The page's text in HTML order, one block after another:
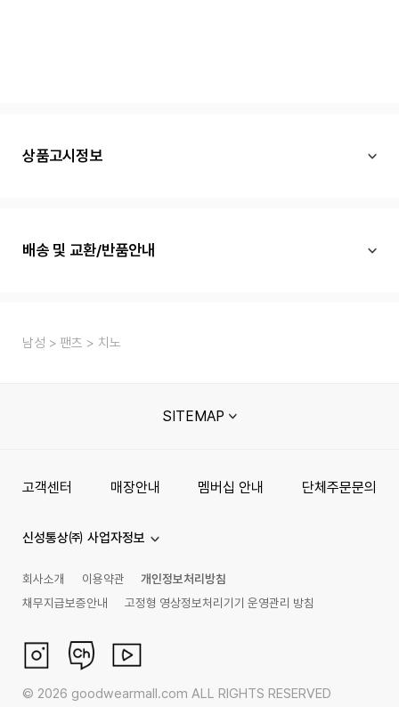
상품고시정보
배송 및 교환/반품안내
남성 팬츠 치노
SITEMAP
고객센터 매장안내 멤버십 안내 단체주문문의
신성통상㈜ 사업자정보
회사소개 이용약관
개인정보처리방침
채무지급보증안내
고정형 영상정보처리기기 운영관리 방침
© 2026 goodwearmall.com ALL RIGHTS RESERVED